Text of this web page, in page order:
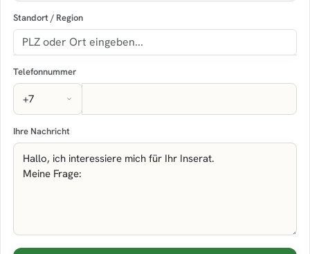
Standort / Region
Telefonnummer
Ihre Nachricht